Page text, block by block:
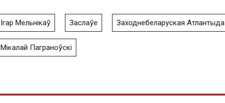
Ігар Мельнікаў Заслаўе Заходнебеларуская Атлантыда
Мікалай Паграноўскі